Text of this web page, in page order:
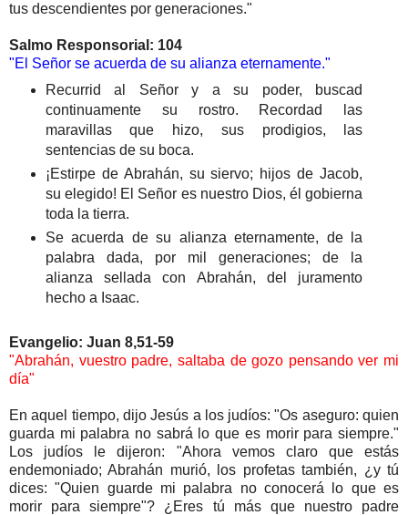
tus descendientes por generaciones."
Salmo Responsorial: 104
"El Señor se acuerda de su alianza eternamente."
Recurrid al Señor y a su poder, buscad
continuamente su rostro. Recordad las
maravillas que hizo, sus prodigios, las
sentencias de su boca.
¡Estirpe de Abrahán, su siervo; hijos de Jacob,
su elegido! El Señor es nuestro Dios, él gobierna
toda la tierra.
Se acuerda de su alianza eternamente, de la
palabra dada, por mil generaciones; de la
alianza sellada con Abrahán, del juramento
hecho a Isaac.
Evangelio: Juan 8,51-59
"Abrahán, vuestro padre, saltaba de gozo pensando ver mi
día"
En aquel tiempo, dijo Jesús a los judíos: "Os aseguro: quien
guarda mi palabra no sabrá lo que es morir para siempre."
Los judíos le dijeron: "Ahora vemos claro que estás
endemoniado; Abrahán murió, los profetas también, ¿y tú
dices: "Quien guarde mi palabra no conocerá lo que es
morir para siempre"? ¿Eres tú más que nuestro padre